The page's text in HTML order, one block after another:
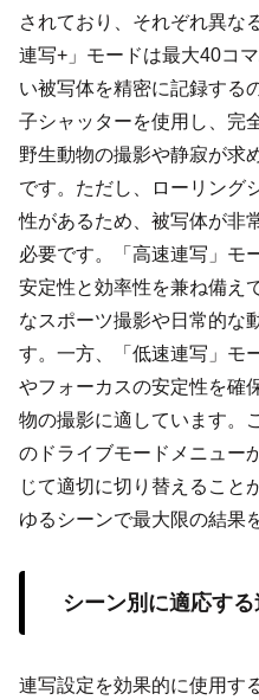
されており、それぞれ異な
連写+」モードは最大40コ
い被写体を精密に記録する
子シャッターを使用し、完
野生動物の撮影や静寂が求
です。ただし、ローリング
性があるため、被写体が非
必要です。「高速連写」モ
安定性と効率性を兼ね備え
なスポーツ撮影や日常的な
す。一方、「低速連写」モ
やフォーカスの安定性を確
物の撮影に適しています。
のドライブモードメニュー
じて適切に切り替えること
ゆるシーンで最大限の結果
シーン別に適応す
連写設定を効果的に使用す